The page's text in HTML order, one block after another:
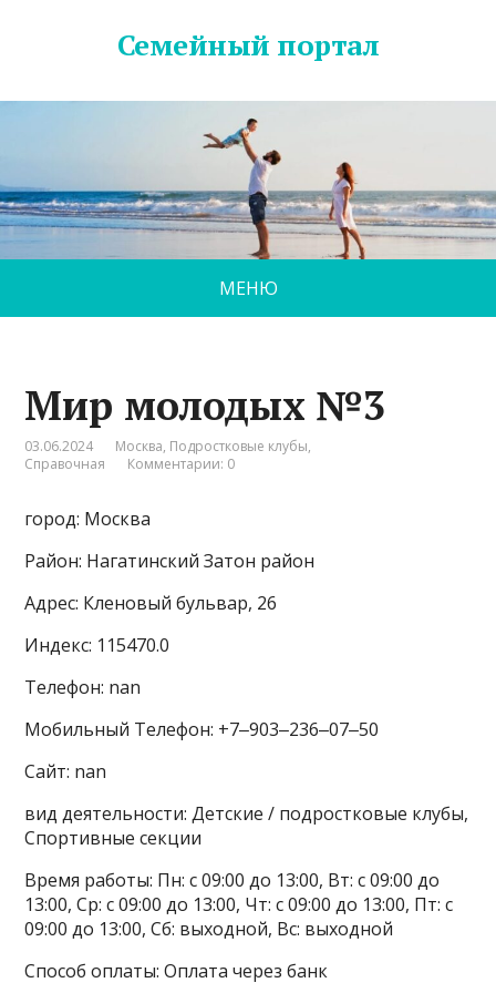
Семейный портал
МЕНЮ
Мир молодых №3
03.06.2024 Москва, Подростковые клубы,
Справочная
Комментарии: 0
город: Москва
Район: Нагатинский Затон район
Адрес: Кленовый бульвар, 26
Индекс: 115470.0
Телефон: nan
Мобильный Телефон: +7‒903‒236‒07‒50
Сайт: nan
вид деятельности: Детские / подростковые клубы,
Спортивные секции
Время работы: Пн: с 09:00 до 13:00, Вт: с 09:00 до
13:00, Ср: с 09:00 до 13:00, Чт: с 09:00 до 13:00, Пт: с
09:00 до 13:00, Сб: выходной, Вс: выходной
Способ оплаты: Оплата через банк